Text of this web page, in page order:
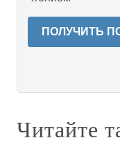
ПОЛУЧИТЬ
Читайте